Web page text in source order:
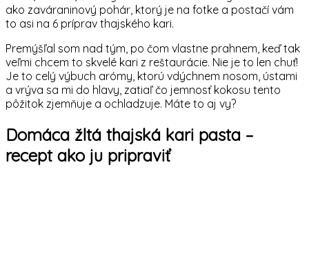
ako zaváraninový pohár, ktorý je na fotke a postačí vám
to asi na 6 príprav thajského kari.
Premýšľal som nad tým, po čom vlastne prahnem, keď tak
veľmi chcem to skvelé kari z reštaurácie. Nie je to len chuť!
Je to celý výbuch arómy, ktorú vdýchnem nosom, ústami
a vrýva sa mi do hlavy, zatiaľ čo jemnosť kokosu tento
pôžitok zjemňuje a ochladzuje. Máte to aj vy?
Domáca žltá thajská kari pasta –
recept ako ju pripraviť